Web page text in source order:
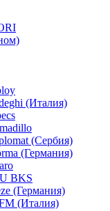
(Италия)
(Сербия)
(Германия)
BKS
(Германия)
(Италия)